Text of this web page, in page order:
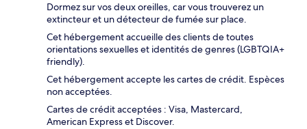
Dormez sur vos deux oreilles, car vous trouverez un
extincteur et un détecteur de fumée sur place.
Cet hébergement accueille des clients de toutes
orientations sexuelles et identités de genres (LGBTQIA+
friendly).
Cet hébergement accepte les cartes de crédit. Espèces
non acceptées.
Cartes de crédit acceptées : Visa, Mastercard,
American Express et Discover.